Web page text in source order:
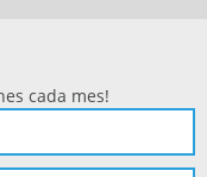
cada mes!